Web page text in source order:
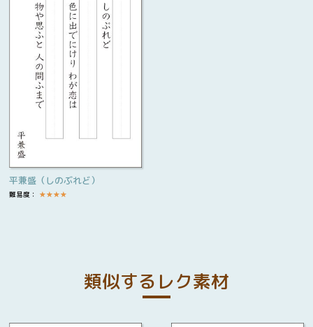
平兼盛（しのぶれど）
難易度： ★★★★
類似するレク素材